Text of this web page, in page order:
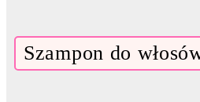
Szampon do